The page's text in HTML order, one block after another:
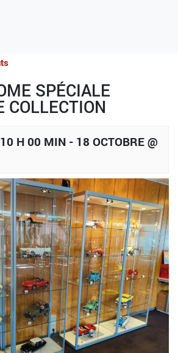
SPÉCIALE
COLLECTION
H 00 MIN - 18 OCTOBRE @